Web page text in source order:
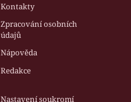
Kontakty
Zpracování osobních
údajů
Nápověda
Redakce
Nastavení soukromí